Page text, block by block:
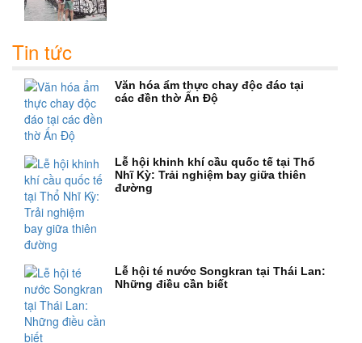
Tin tức
Văn hóa ẩm thực chay độc đáo tại
các đền thờ Ấn Độ
Lễ hội khinh khí cầu quốc tế tại Thổ
Nhĩ Kỳ: Trải nghiệm bay giữa thiên
đường
Lễ hội té nước Songkran tại Thái Lan:
Những điều cần biết